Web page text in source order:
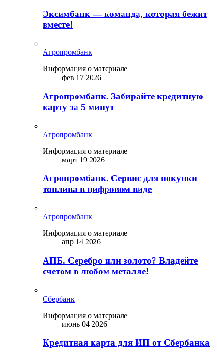
Эксимбанк — команда, которая бежит
вместе!
Агропромбанк
Информация о материале
фев 17 2026
Агропромбанк. Забирайте кредитную
карту за 5 минут
Агропромбанк
Информация о материале
март 19 2026
Агропромбанк. Сервис для покупки
топлива в цифровом виде
Агропромбанк
Информация о материале
апр 14 2026
АПБ. Серебро или золото? Владейте
счетом в любом металле!
Сбербанк
Информация о материале
июнь 04 2026
Кредитная карта для ИП от Сбербанка